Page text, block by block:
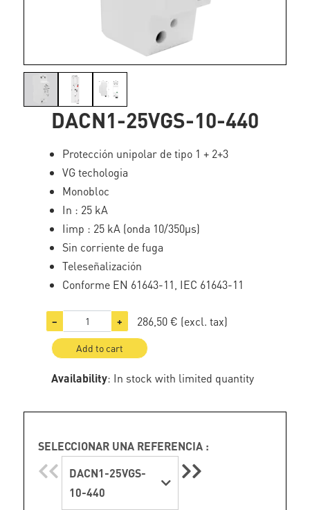
DACN1-25VGS-10-440
Protección unipolar de tipo 1 + 2+3
VG techologia
Monobloc
In : 25 kA
Iimp : 25 kA (onda 10/350µs)
Sin corriente de fuga
Teleseñalización
Conforme EN 61643-11, IEC 61643-11
− + 286,50 € (excl. tax)
Add to cart
Availability: In stock with limited quantity
SELECCIONAR UNA REFERENCIA :
DACN1-25VGS-
10-440